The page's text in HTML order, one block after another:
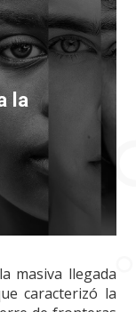
la
masiva llegada
caracterizó la